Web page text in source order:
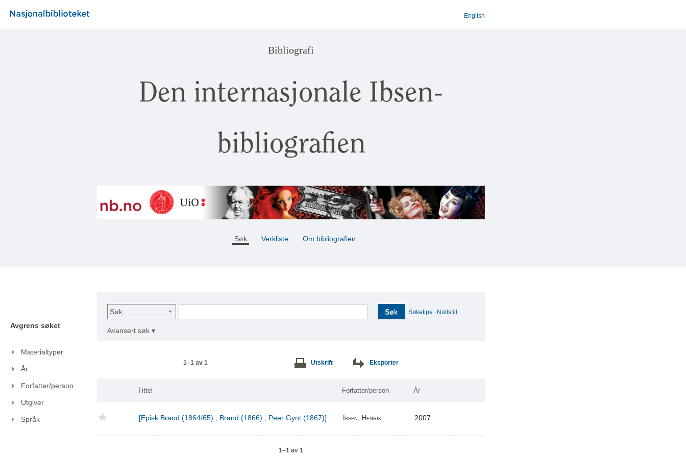
English
Bibliografi
Den internasjonale Ibsen-
bibliografien
Søk Verkliste Om bibliografien
Avgrens søket
Materialtyper
År
Forfatter/person
Utgiver
Språk
Søk Søk Søketips Nullstill
Avansert søk ▾
1–1 av 1 Utskrift Eksporter
Tittel Forfatter/person År
[Episk Brand (1864/65) ; Brand (1866) ; Peer Gynt (1867)] Ibsen, Henrik 2007
1–1 av 1